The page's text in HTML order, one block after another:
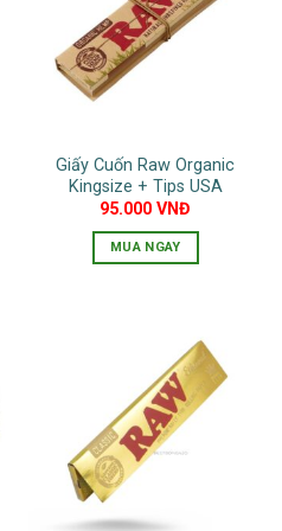
Giấy Cuốn Raw Organic
Kingsize + Tips USA
95.000VNĐ
MUA NGAY